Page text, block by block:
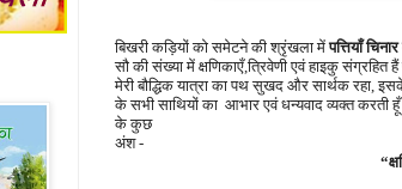
बिखरी कड़ियों को समेटने की श्रृंखला मेंपत्तियाँ
सौ की संख्या में क्षणिकाएँ,त्रिवेणी एवं हाइकु
मेरी बौद्धिक यात्रा का पथ सुखद और सार्थक रहा,
के सभी साथियों का आभार एवं धन्यवाद व्यक्त करती
के कुछ
अंश -